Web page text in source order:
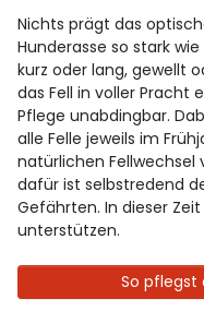
Nichts prägt das
Hunderasse so stark
kurz oder lang, gewellt
das Fell in voller Pracht
Pflege unabdingbar.
alle Felle jeweils im
natürlichen Fellwechsel
dafür ist selbstredend
Gefährten. In dieser
unterstützen.
So pflegst